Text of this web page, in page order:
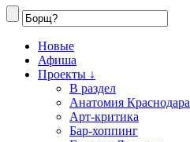
Новые
Афиша
Проекты ↓
В раздел
Анатомия Краснодара
Арт-критика
Бар-хоппинг